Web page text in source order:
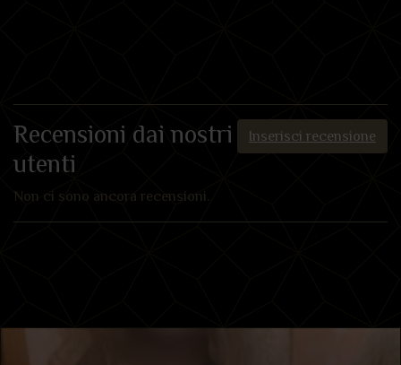
Inserisci recensione
Recensioni dai nostri
utenti
Non ci sono ancora recensioni.